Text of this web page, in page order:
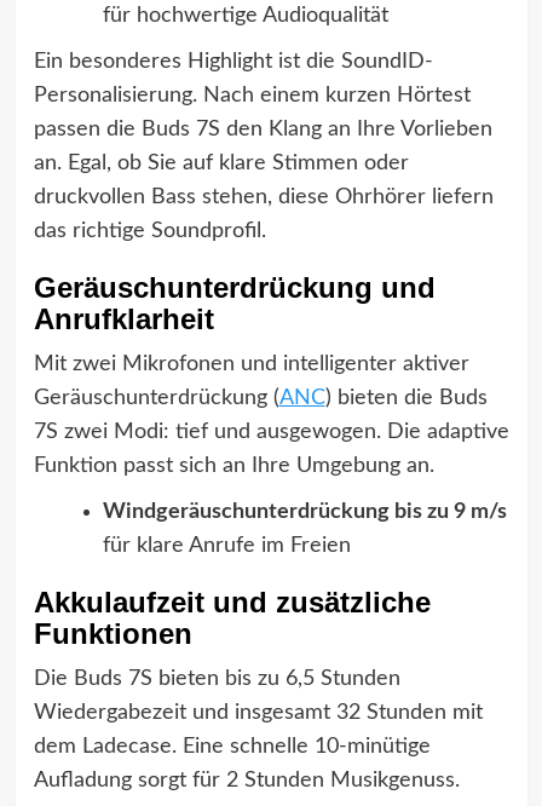
für hochwertige Audioqualität
Ein besonderes Highlight ist die SoundID-
Personalisierung. Nach einem kurzen Hörtest
passen die Buds 7S den Klang an Ihre Vorlieben
an. Egal, ob Sie auf klare Stimmen oder
druckvollen Bass stehen, diese Ohrhörer liefern
das richtige Soundprofil.
Geräuschunterdrückung und
Anrufklarheit
Mit zwei Mikrofonen und intelligenter aktiver
Geräuschunterdrückung (ANC) bieten die Buds
7S zwei Modi: tief und ausgewogen. Die adaptive
Funktion passt sich an Ihre Umgebung an.
Windgeräuschunterdrückung bis zu 9 m/s
für klare Anrufe im Freien
Akkulaufzeit und zusätzliche
Funktionen
Die Buds 7S bieten bis zu 6,5 Stunden
Wiedergabezeit und insgesamt 32 Stunden mit
dem Ladecase. Eine schnelle 10-minütige
Aufladung sorgt für 2 Stunden Musikgenuss.